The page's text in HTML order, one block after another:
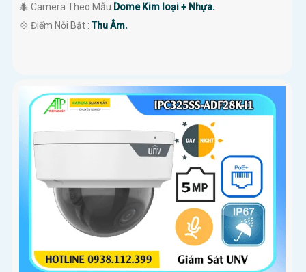
🐜 Camera Theo Mẫu Dome Kim loại + Nhựa.
️💠 Điểm Nỗi Bật :Thu Âm.